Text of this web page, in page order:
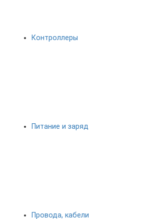
Контроллеры
Питание и заряд
Провода, кабели